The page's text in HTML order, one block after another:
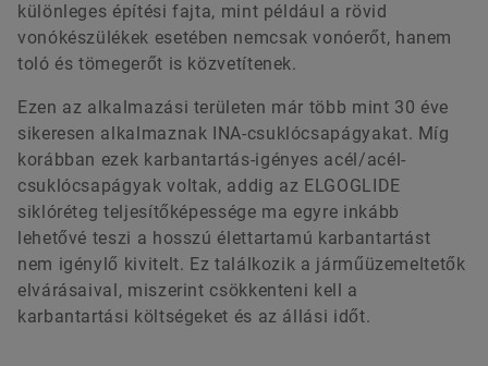
különleges építési fajta, mint például a rövid
vonókészülékek esetében nemcsak vonóerőt, hanem
toló és tömegerőt is közvetítenek.
Ezen az alkalmazási területen már több mint 30 éve
sikeresen alkalmaznak INA-csuklócsapágyakat. Míg
korábban ezek karbantartás-igényes acél/acél-
csuklócsapágyak voltak, addig az ELGOGLIDE
siklóréteg teljesítőképessége ma egyre inkább
lehetővé teszi a hosszú élettartamú karbantartást
nem igénylő kivitelt. Ez találkozik a járműüzemeltetők
elvárásaival, miszerint csökkenteni kell a
karbantartási költségeket és az állási időt.